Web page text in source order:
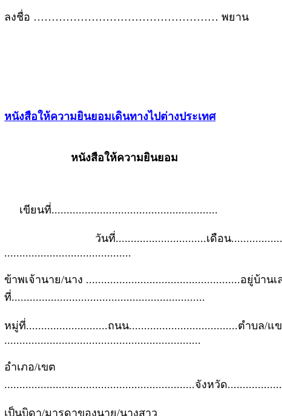
ลงชื่อ …………………………………………… พยาน
หนังสือให้ความยินยอมเดินทางไปต่างประเทศ
หนังสือให้ความยินยอม
เขียนที่.......................................................
วันที่..............................เดือน
..........................................
ข้าพเจ้านาย/นาง ...................................................อยู่บ้านเ
ที่................................................................
หมู่ที่...........................ถนน....................................ตำบล/แ
.................................................................
อำเภอ/เขต
...............................................................จังหวัด
เป็นบิดา/มารดาของนาย/นางสาว